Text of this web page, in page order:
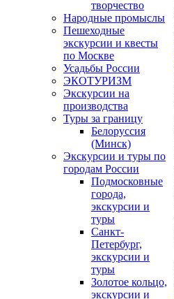
творчество
Народные промыслы
Пешеходные
экскурсии и квесты
по Москве
Усадьбы России
ЭКОТУРИЗМ
Экскурсии на
производства
Туры за границу
Белоруссия
(Минск)
Экскурсии и туры по
городам России
Подмосковные
города,
экскурсии и
туры
Санкт-
Петербург,
экскурсии и
туры
Золотое кольцо,
экскурсии и